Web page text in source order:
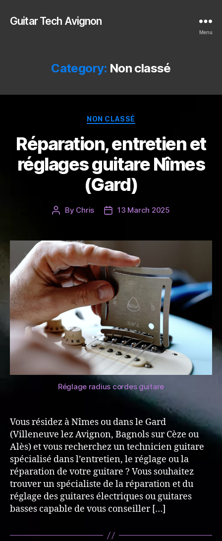
Guitar Tech Avignon
Menu
Category: Non classé
Categories
NON CLASSÉ
Réparation, entretien et
réglages guitare Nîmes
(Gard)
Post
By Chris
Post13 March 2025
Réglage radius cordes guitare
Vous résidez à Nîmes ou dans le Gard
(Villeneuve lez Avignon, Bagnols sur Cèze ou
Alès) et vous recherchez un technicien guitare
spécialisé dans l’entretien, le réglage ou la
réparation de votre guitare ? Vous souhaitez
trouver un spécialiste de la réparation et du
réglage des guitares électriques ou guitares
basses capable de vous conseiller […]